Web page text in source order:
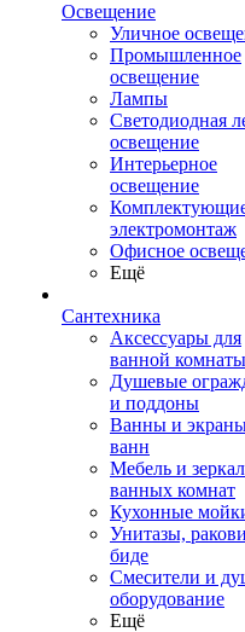
Освещение
Уличное
Промышленное
освещение
Лампы
Светодиодная
освещение
Интерьерное
освещение
электромонтаж
Офисное
Ещё
Сантехника
Аксессуары для
ванной комнаты
Душевые
и поддоны
Ванны и
ванн
Мебель и
ванных комнат
Кухонные
Унитазы,
биде
Смесители и
оборудование
Ещё